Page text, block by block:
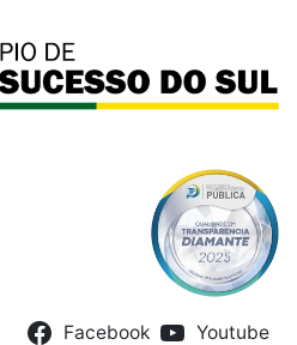
Facebook Youtube